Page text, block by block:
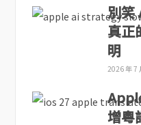
別笑
真正
明
2026 年 7
增粵